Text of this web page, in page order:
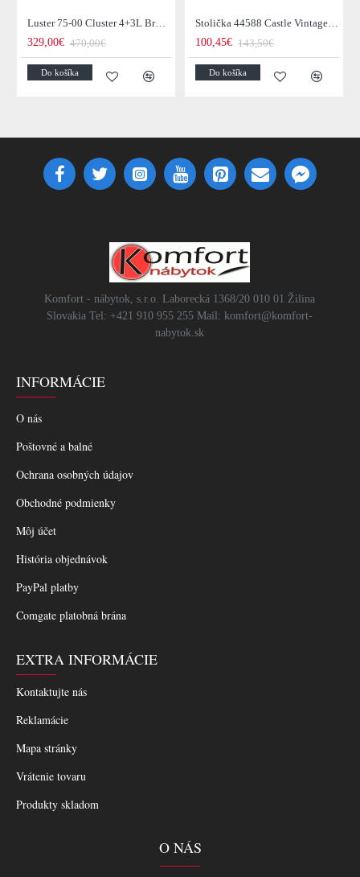
Luster 75-00 Cluster 4+3L Brown + Jantar Glass
329,00€ 470,00€
Do košíka
Stolička 44588 Castle Vintage Black
100,45€ 143,50€
Do košíka
Komfort - nábytok, s.r.o. Laborecká 1368/20 010 01 Žilina
Slovakia Tel: +421 910 955 255 Mail: komfort@komfort-
nabytok.sk
INFORMÁCIE
O nás
Poštovné a balné
Ochrana osobných údajov
Obchodné podmienky
Môj účet
História objednávok
PayPal platby
Comgate platobná brána
EXTRA INFORMÁCIE
Kontaktujte nás
Reklamácie
Mapa stránky
Vrátenie tovaru
Produkty skladom
O NÁS